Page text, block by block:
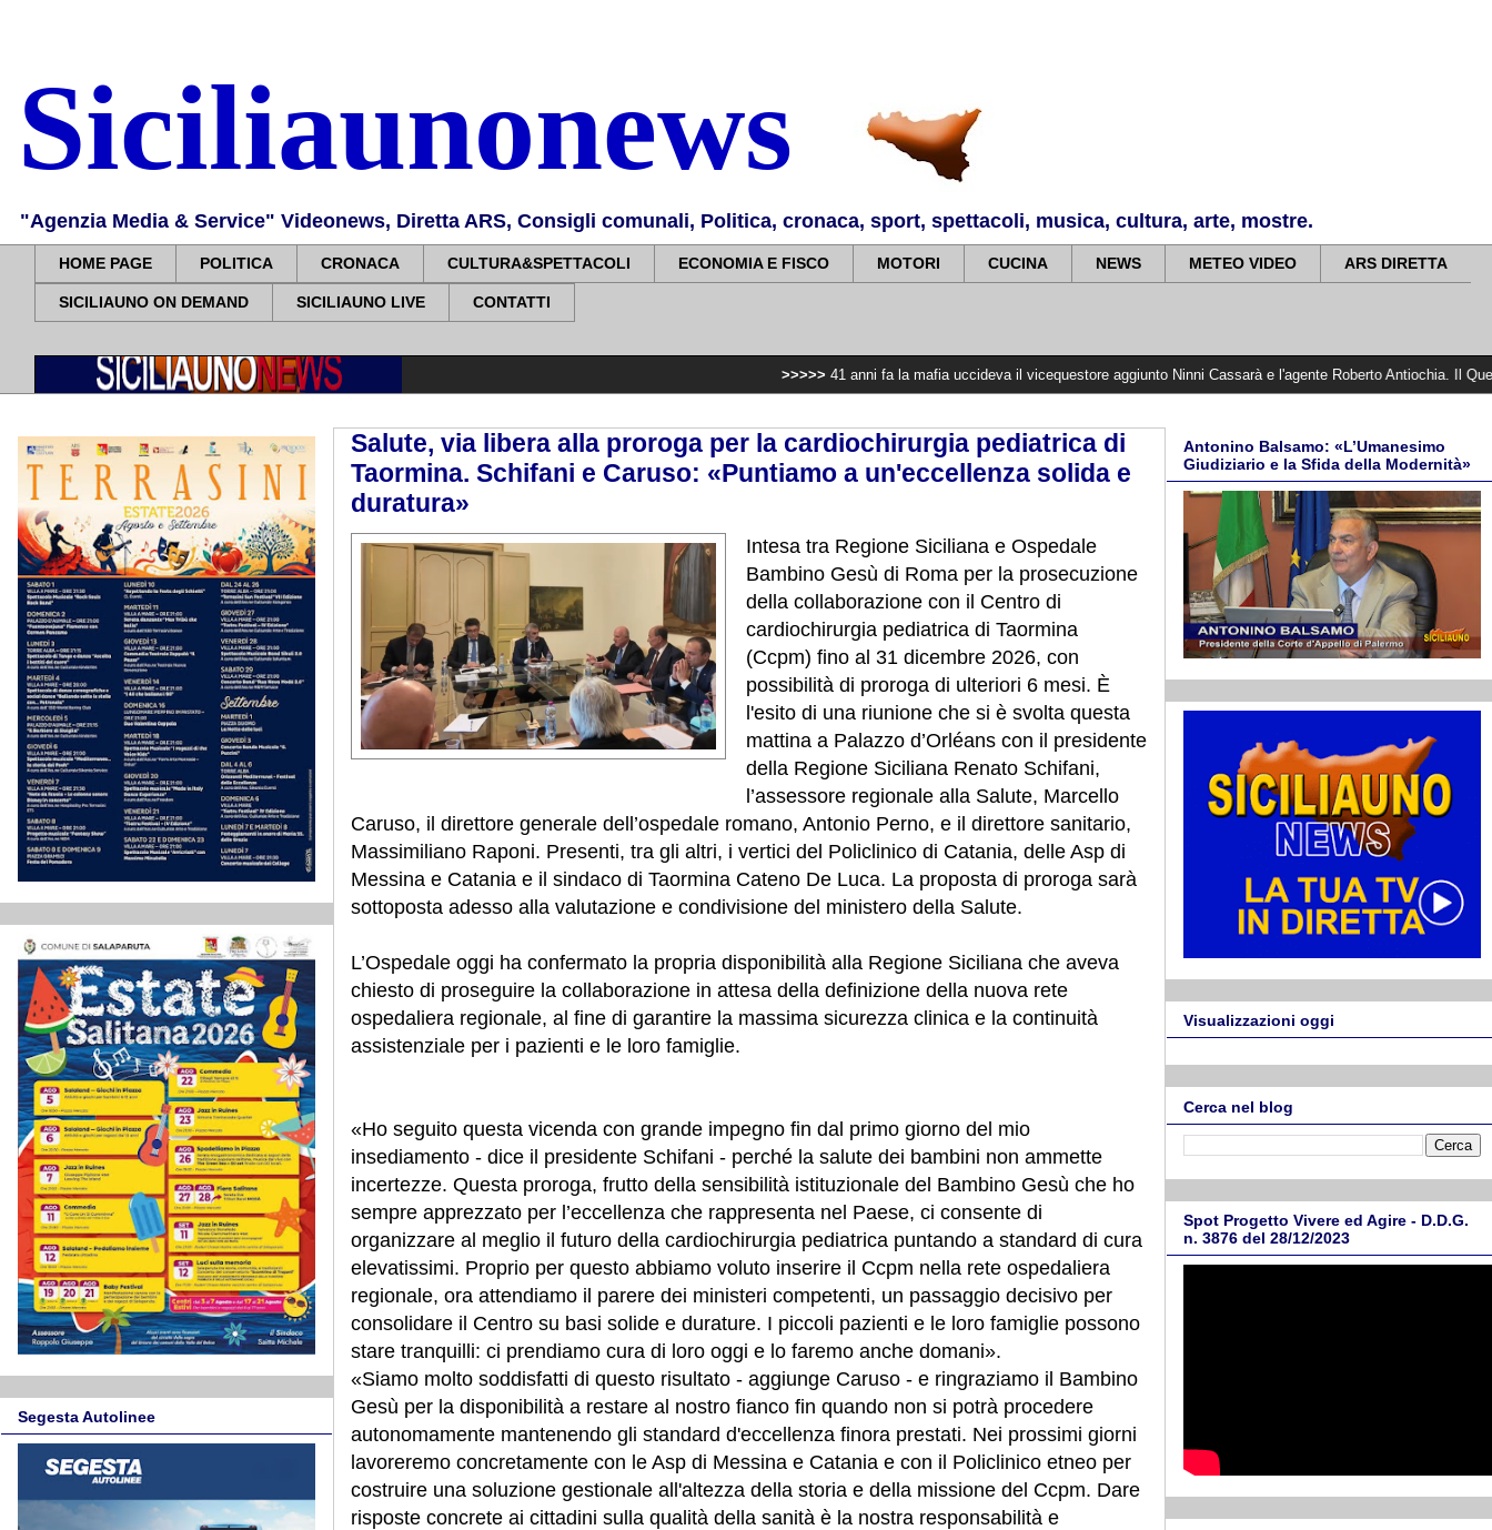
Siciliaunonews
"Agenzia Media & Service" Videonews, Diretta ARS, Consigli comunali, Politica, cronaca, sport, spettacoli, musica, cultura, arte, mostre.
HOME PAGE POLITICA CRONACA CULTURA&SPETTACOLI ECONOMIA E FISCO MOTORI CUCINA NEWS METEO VIDEO ARS DIRETTA
SICILIAUNO ON DEMAND SICILIAUNO LIVE CONTATTI
41 anni fa la mafia uccideva il vicequestore aggiunto Ninni Cassarà e l'agente Roberto Antiochia. Il Questore
Salute, via libera alla proroga per la cardiochirurgia pediatrica di
Taormina. Schifani e Caruso: «Puntiamo a un'eccellenza solida e
duratura»
Intesa tra Regione Siciliana e Ospedale
Bambino Gesù di Roma per la prosecuzione
della collaborazione con il Centro di
cardiochirurgia pediatrica di Taormina
(Ccpm) fino al 31 dicembre 2026, con
possibilità di proroga di ulteriori 6 mesi. È
l'esito di una riunione che si è svolta questa
mattina a Palazzo d’Orléans con il presidente
della Regione Siciliana Renato Schifani,
l’assessore regionale alla Salute, Marcello
Caruso, il direttore generale dell’ospedale romano, Antonio Perno, e il direttore sanitario,
Massimiliano Raponi. Presenti, tra gli altri, i vertici del Policlinico di Catania, delle Asp di
Messina e Catania e il sindaco di Taormina Cateno De Luca. La proposta di proroga sarà
sottoposta adesso alla valutazione e condivisione del ministero della Salute.
L’Ospedale oggi ha confermato la propria disponibilità alla Regione Siciliana che aveva
chiesto di proseguire la collaborazione in attesa della definizione della nuova rete
ospedaliera regionale, al fine di garantire la massima sicurezza clinica e la continuità
assistenziale per i pazienti e le loro famiglie.
«Ho seguito questa vicenda con grande impegno fin dal primo giorno del mio
insediamento - dice il presidente Schifani - perché la salute dei bambini non ammette
incertezze. Questa proroga, frutto della sensibilità istituzionale del Bambino Gesù che ho
sempre apprezzato per l’eccellenza che rappresenta nel Paese, ci consente di
organizzare al meglio il futuro della cardiochirurgia pediatrica puntando a standard di cura
elevatissimi. Proprio per questo abbiamo voluto inserire il Ccpm nella rete ospedaliera
regionale, ora attendiamo il parere dei ministeri competenti, un passaggio decisivo per
consolidare il Centro su basi solide e durature. I piccoli pazienti e le loro famiglie possono
stare tranquilli: ci prendiamo cura di loro oggi e lo faremo anche domani».
«Siamo molto soddisfatti di questo risultato - aggiunge Caruso - e ringraziamo il Bambino
Gesù per la disponibilità a restare al nostro fianco fin quando non si potrà procedere
autonomamente mantenendo gli standard d'eccellenza finora prestati. Nei prossimi giorni
lavoreremo concretamente con le Asp di Messina e Catania e con il Policlinico etneo per
costruire una soluzione gestionale all'altezza della storia e della missione del Ccpm. Dare
risposte concrete ai cittadini sulla qualità della sanità è la nostra responsabilità e
Segesta Autolinee
Antonino Balsamo: «L’Umanesimo
Giudiziario e la Sfida della Modernità»
Visualizzazioni oggi
Cerca nel blog
Spot Progetto Vivere ed Agire - D.D.G.
n. 3876 del 28/12/2023